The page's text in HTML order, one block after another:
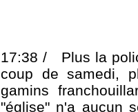
17:38 / Plus la
coup de samedi,
gamins
"église" n'a aucun